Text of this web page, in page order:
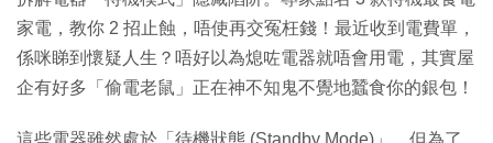
家電，教你 2 招止蝕，唔使再交冤枉錢！最近收到電費單，
係咪睇到懷疑人生？唔好以為熄咗電器就唔會用電，其實屋
企有好多「偷電老鼠」正在神不知鬼不覺地蠶食你的銀包！